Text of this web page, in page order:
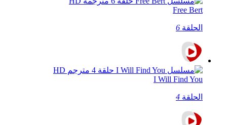
Free Bert
الحلقة 6
I Will Find You
الحلقة 4